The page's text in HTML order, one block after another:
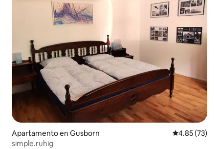
Apartamento en Gusborn Calificación
4.85 (73)
simple.ruhig